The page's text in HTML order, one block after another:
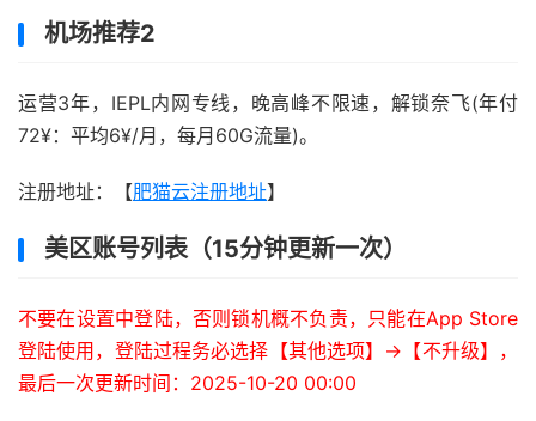
机场推荐2
运营3年，IEPL内网专线，晚高峰不限速，解锁奈飞(年付
72¥：平均6¥/月，每月60G流量)。
注册地址：【肥猫云注册地址】
美区账号列表（15分钟更新一次）
不要在设置中登陆，否则锁机概不负责，只能在App Store
登陆使用，登陆过程务必选择【其他选项】->【不升级】，
最后一次更新时间：2025-10-20 00:00